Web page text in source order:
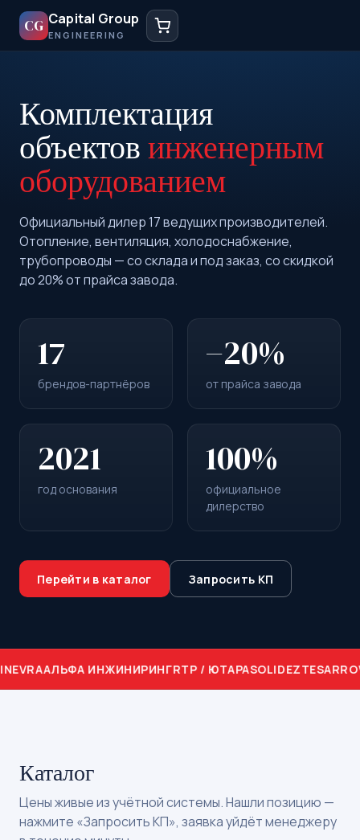
CG Capital Group
ENGINEERING
Комплектация
объектовинженерным
оборудованием
Официальный дилер 17 ведущих производителей.
Отопление, вентиляция, холодоснабжение,
трубопроводы — со склада и под заказ, со скидкой
до 20% от прайса завода.
17
брендов-партнёров
−20%
от прайса завода
2021
год основания
100%
официальное
дилерство
Перейти в каталог Запросить КП
EVRAАЛЬФА ИНЖИНИРИНГRTP / ЮТАРАSOLIDEZTES
Каталог
Цены живые из учётной системы. Нашли позицию —
нажмите «Запросить КП», заявка уйдёт менеджеру